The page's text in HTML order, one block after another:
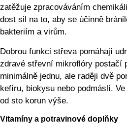
zatěžuje zpracováváním
dost sil na to, aby se účinně
bakteriím a virům.
Dobrou funkci střeva pomáhají
zdravé střevní mikroflóry postačí
minimálně jednu, ale raději dvě
kefíru, biokysu nebo podmáslí.
od sto korun výše.
Vitamíny a potravinové doplňky